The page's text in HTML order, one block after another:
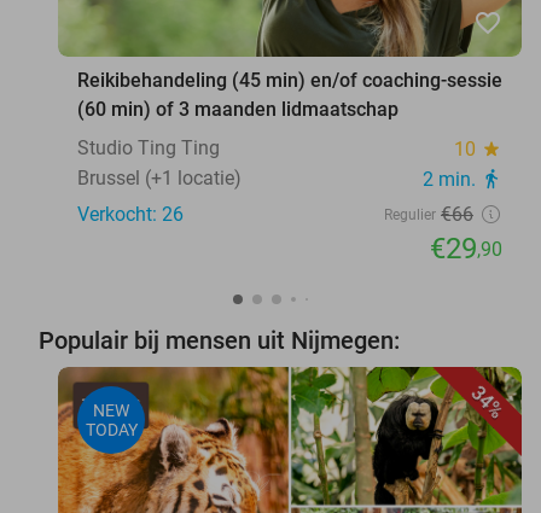
favorite_border
Reikibehandeling (45 min) en/of coaching-sessie
(60 min) of 3 maanden lidmaatschap
Studio Ting Ting
10 star
Brussel (+1 locatie) 2 min. directions_walk
Verkocht: 26 Regulier €66
€29,90
Populair bij mensen uit Nijmegen:
34%
NEW
TODAY